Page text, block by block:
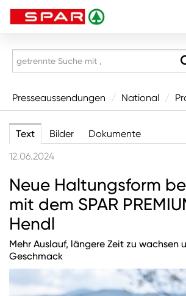
Presseaussendungen
Wirtschaft
Produkte
Mitarbeitende & Karriere
CSR/Soziales
Aus den Regionen
Unternehmen
Presseaussendungen / National /
Text Bilder
Dokumente
12.06.2024
Neue Haltungsform
mit dem SPAR
Hendl
Mehr Auslauf, längere Zeit zu wachsen
Geschmack